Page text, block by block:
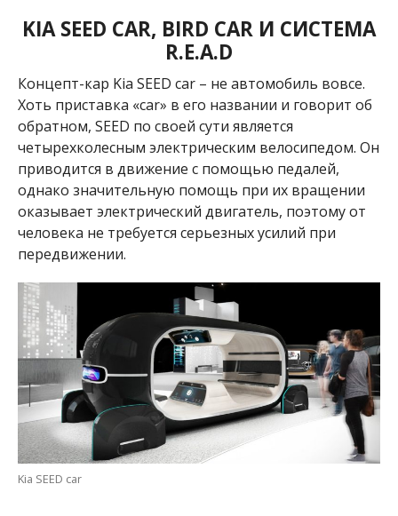
KIA SEED CAR, BIRD CAR И СИСТЕМА
R.E.A.D
Концепт-кар Kia SEED car – не автомобиль вовсе.
Хоть приставка «car» в его названии и говорит об
обратном, SEED по своей сути является
четырехколесным электрическим велосипедом. Он
приводится в движение с помощью педалей,
однако значительную помощь при их вращении
оказывает электрический двигатель, поэтому от
человека не требуется серьезных усилий при
передвижении.
Kia SEED car